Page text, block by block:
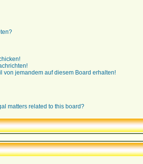
von jemandem auf diesem Board erhalten!
matters related to this board?